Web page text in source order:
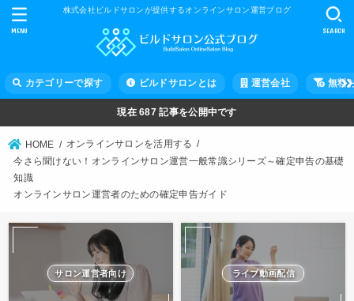
株式会社ビルドサロンが提供するオンラインサロン運営ブログ
カテゴリーで探す ビルドサロンとは 運営会社 無料
SEARCH
MENU
現在687 記事を公開中です
HOME
オンラインサロンを活用する
今さら聞けない！オンラインサロン運営一般常識シリーズ～確定申告の基礎
知識
オンラインサロン運営者のための確定申告ガイド
サロン運営者向け ライブ動画配信